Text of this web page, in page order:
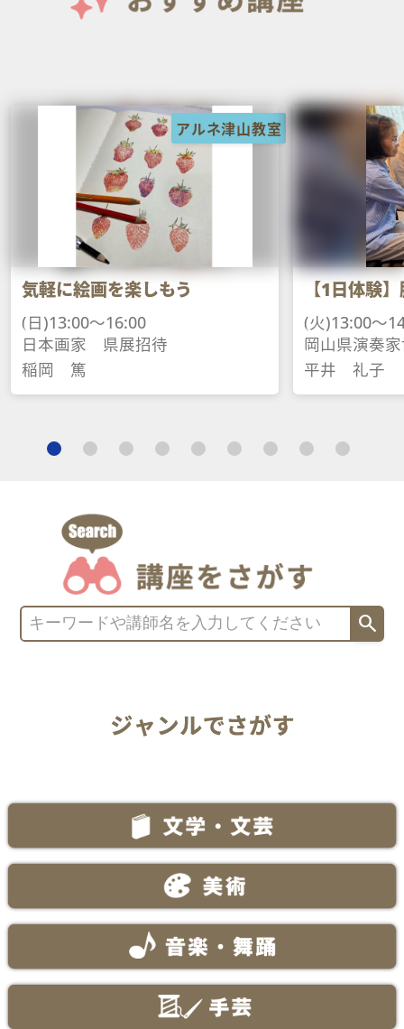
アルネ津山教室
楽しもう
展招待
岡山
【1日体験】脳トレピア
(火)13:00～14:30
岡山県演奏家協会会員
search